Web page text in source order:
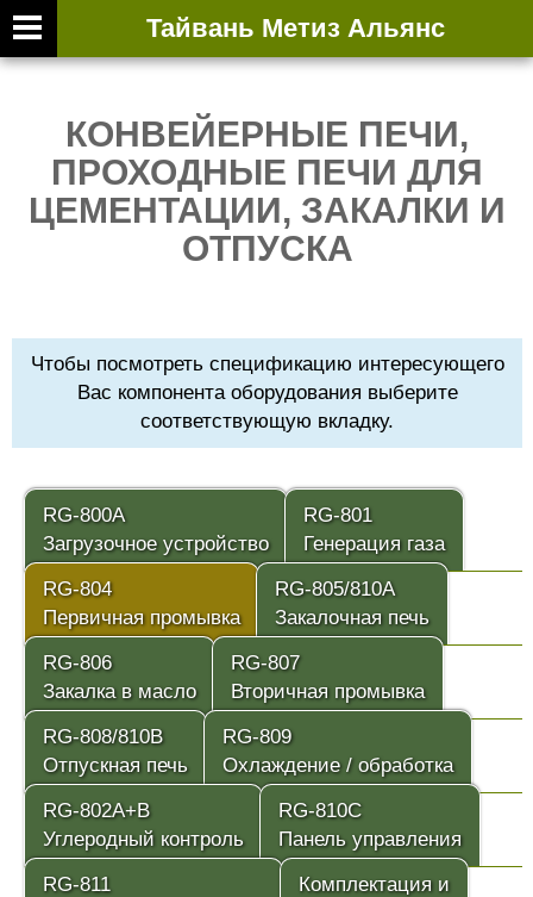
Тайвань Метиз АльянсВТОРИЧНАЯ
КОНВЕЙЕРНЫЕ ПЕЧИ,
ПРОХОДНЫЕ ПЕЧИ ДЛЯ
ЦЕМЕНТАЦИИ, ЗАКАЛКИ И
ОТПУСКА
Чтобы посмотреть спецификацию интересующего
Вас компонента оборудования выберите
соответствующую вкладку.
RG-800A
Загрузочное устройство
RG-801
Генерация газа
RG-804
Первичная промывка
RG-805/810A
Закалочная печь
RG-806
Закалка в масло
RG-807
Вторичная промывка
RG-808/810B
Отпускная печь
RG-809
Охлаждение / обработка
RG-802A+B
Углеродный контроль
RG-810C
Панель управления
RG-811
Комплектация и